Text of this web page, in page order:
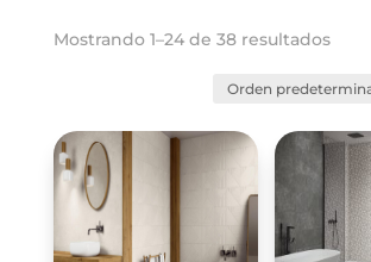
Mostrando 1–24 de 38 resultados